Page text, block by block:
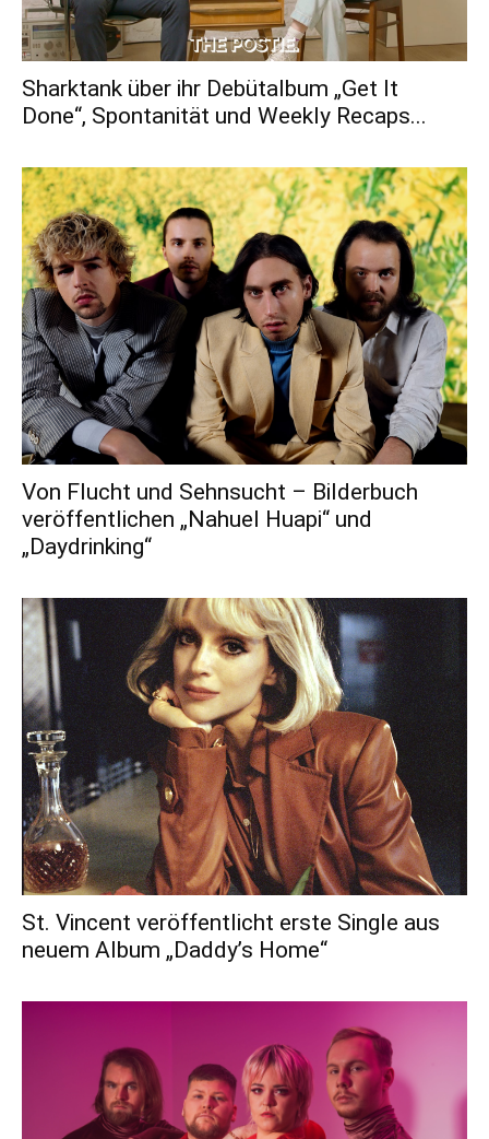
Sharktank über ihr Debütalbum „Get It
Done“, Spontanität und Weekly Recaps...
Von Flucht und Sehnsucht – Bilderbuch
veröffentlichen „Nahuel Huapi“ und
„Daydrinking“
St. Vincent veröffentlicht erste Single aus
neuem Album „Daddy’s Home“